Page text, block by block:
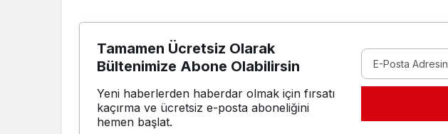
Tamamen Ücretsiz Olarak
Bültenimize Abone Olabilirsin
Yeni haberlerden haberdar olmak için fırsatı
kaçırma ve ücretsiz e-posta aboneliğini
hemen başlat.